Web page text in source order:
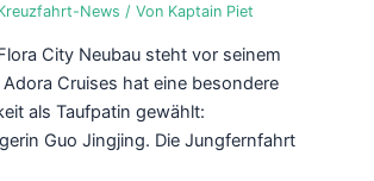
News / Von Kaptain Piet
City Neubau steht vor seinem
Cruises hat eine besondere
als Taufpatin gewählt:
Guo Jingjing. Die Jungfernfahrt